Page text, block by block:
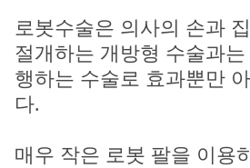
로봇수술은 의사의 손과
절개하는 개방형 수술과
행하는 수술로 효과뿐만
다.
매우 작은 로봇 팔을 이용